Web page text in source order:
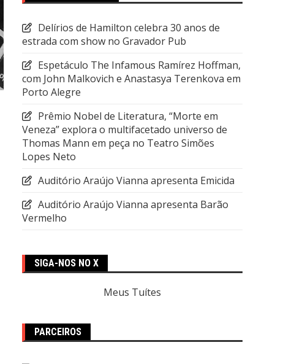
Delírios de Hamilton celebra 30 anos de
estrada com show no Gravador Pub
Espetáculo The Infamous Ramírez Hoffman,
com John Malkovich e Anastasya Terenkova em
Porto Alegre
Prêmio Nobel de Literatura, “Morte em
Veneza” explora o multifacetado universo de
Thomas Mann em peça no Teatro Simões
Lopes Neto
Auditório Araújo Vianna apresenta Emicida
Auditório Araújo Vianna apresenta Barão
Vermelho
SIGA-NOS NO X
Meus Tuítes
PARCEIROS